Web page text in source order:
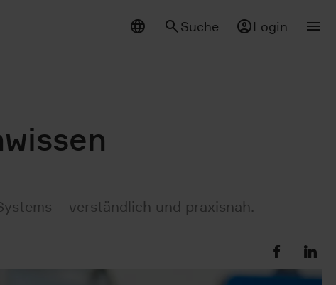
Suche Login
– verständlich und praxisnah.